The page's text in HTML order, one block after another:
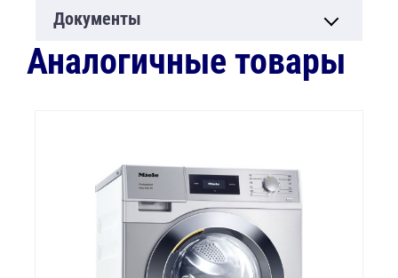
Документы
Аналогичные товары